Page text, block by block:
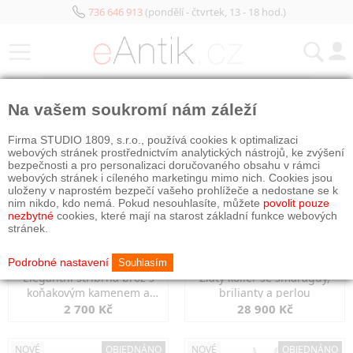
736 646 913(pondělí - čtvrtek, 13 - 18 hod.)
Elegantní stříbrná brož s
koňakovým kamenem a
markazity
2 700 Kč
Zlatý kolier se smaragdy,
brilianty a perlou
28 900 Kč
NOVÉ OBJEDNÁNO NOVÉ OBJEDNÁNO
Na vašem soukromí nám záleží
Firma STUDIO 1809, s.r.o., používá cookies k optimalizaci
webových stránek prostřednictvím analytických nástrojů, ke zvýšení
bezpečnosti a pro personalizaci doručovaného obsahu v rámci
webových stránek i cíleného marketingu mimo nich. Cookies jsou
uloženy v naprostém bezpečí vašeho prohlížeče a nedostane se k
nim nikdo, kdo nemá. Pokud nesouhlasíte, můžete povolit pouze
nezbytné cookies, které mají na starost základní funkce webových
stránek.
Podrobné nastavení Souhlasím